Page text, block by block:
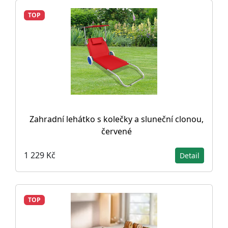
TOP
Zahradní lehátko s kolečky a sluneční clonou,
červené
1 229 Kč Detail
TOP